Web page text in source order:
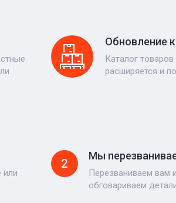
Обновление
Каталог товаров
расширяется и
или
2
Мы
Перезваниваем вам и
обговариваем